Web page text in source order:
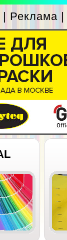
| Реклама |